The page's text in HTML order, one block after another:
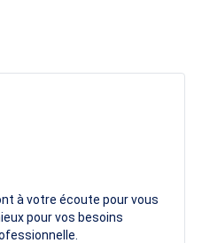
à votre écoute pour vous
pour vos besoins